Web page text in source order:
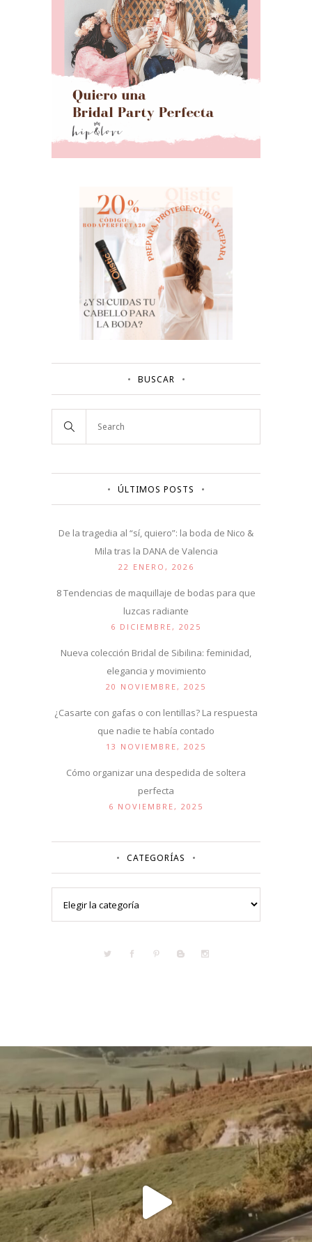
BUSCAR
ÚLTIMOS POSTS
De la tragedia al “sí, quiero”: la boda de Nico &
Mila tras la DANA de Valencia
22 ENERO, 2026
8 Tendencias de maquillaje de bodas para que
luzcas radiante
6 DICIEMBRE, 2025
Nueva colección Bridal de Sibilina: feminidad,
elegancia y movimiento
20 NOVIEMBRE, 2025
¿Casarte con gafas o con lentillas? La respuesta
que nadie te había contado
13 NOVIEMBRE, 2025
Cómo organizar una despedida de soltera
perfecta
6 NOVIEMBRE, 2025
CATEGORÍAS